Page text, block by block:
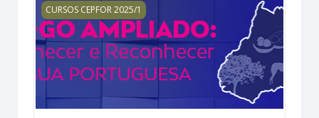
DC-GO Ampliado: Conhecer e Reconhecer - Língua
CURSOS CEPFOR 2025/1